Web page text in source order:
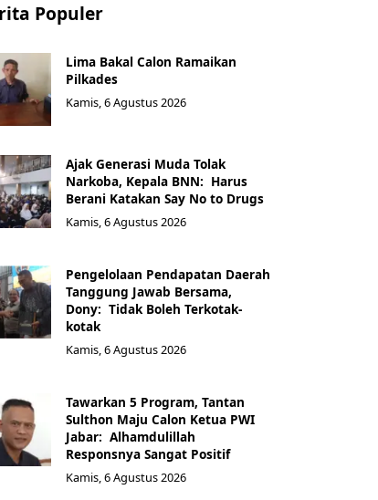
Populer
Lima Bakal Calon Ramaikan
Pilkades
Kamis, 6 Agustus 2026
Ajak Generasi Muda Tolak
Narkoba, Kepala BNN: Harus
Berani Katakan Say No to Drugs
Kamis, 6 Agustus 2026
Pengelolaan Pendapatan Daerah
Tanggung Jawab Bersama,
Dony: Tidak Boleh Terkotak-
kotak
Kamis, 6 Agustus 2026
Tawarkan 5 Program, Tantan
Sulthon Maju Calon Ketua PWI
Jabar: Alhamdulillah
Responsnya Sangat Positif
Kamis, 6 Agustus 2026